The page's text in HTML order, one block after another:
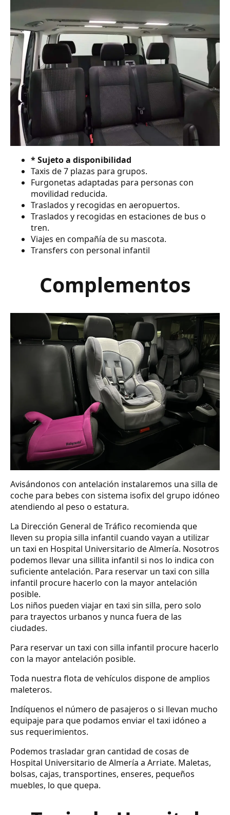
* Sujeto a disponibilidad
Taxis de 7 plazas para grupos.
Furgonetas adaptadas para personas con
movilidad reducida.
Traslados y recogidas en aeropuertos.
Traslados y recogidas en estaciones de bus o
tren.
Viajes en compañía de su mascota.
Transfers con personal infantil
Complementos
Avisándonos con antelación instalaremos una silla de
coche para bebes con sistema isofix del grupo idóneo
atendiendo al peso o estatura.
La Dirección General de Tráfico recomienda que
lleven su propia silla infantil cuando vayan a utilizar
un taxi en Hospital Universitario de Almería. Nosotros
podemos llevar una sillita infantil si nos lo indica con
suficiente antelación. Para reservar un taxi con silla
infantil procure hacerlo con la mayor antelación
posible.
Los niños pueden viajar en taxi sin silla, pero solo
para trayectos urbanos y nunca fuera de las
ciudades.
Para reservar un taxi con silla infantil procure hacerlo
con la mayor antelación posible.
Toda nuestra flota de vehículos dispone de amplios
maleteros.
Indíquenos el número de pasajeros o si llevan mucho
equipaje para que podamos enviar el taxi idóneo a
sus requerimientos.
Podemos trasladar gran cantidad de cosas de
Hospital Universitario de Almería a Arriate. Maletas,
bolsas, cajas, transportines, enseres, pequeños
muebles, lo que quepa.